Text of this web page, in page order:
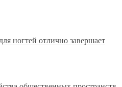
ногтей отлично завершает